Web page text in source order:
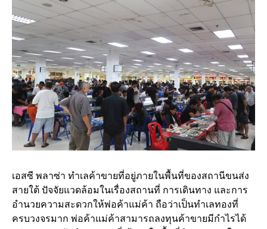
เอสซี พลาซ่า ทำเลค้าขายที่อยู่ภายในพื้นที่ของสถานีขนส่ง
สายใต้ ปัจจัยแวดล้อมในเรื่องสถานที่ การเดินทาง และการ
อำนวยความสะดวกให้พ่อค้าแม่ค้า ถือว่าเป็นทำเลทองที่
ครบวงจรมาก พ่อค้าแม่ค้าสามารถลงทุนค้าขายมีกำไรได้